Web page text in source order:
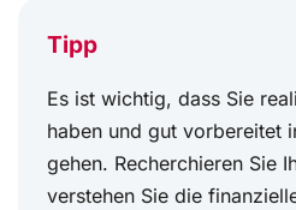
Tipp
Es ist wichtig, dass Sie
haben und gut vorbereitet
gehen. Recherchieren Sie
verstehen Sie die